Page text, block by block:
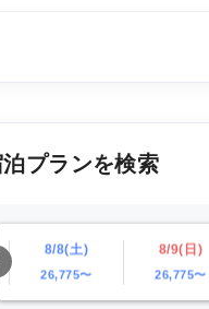
プランを検索
8/8(土)
26,775〜
8/9(日)
26,775〜